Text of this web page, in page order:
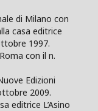
di Milano con
casa editrice
1997.
con il n.
Edizioni
2009.
editrice L’Asino